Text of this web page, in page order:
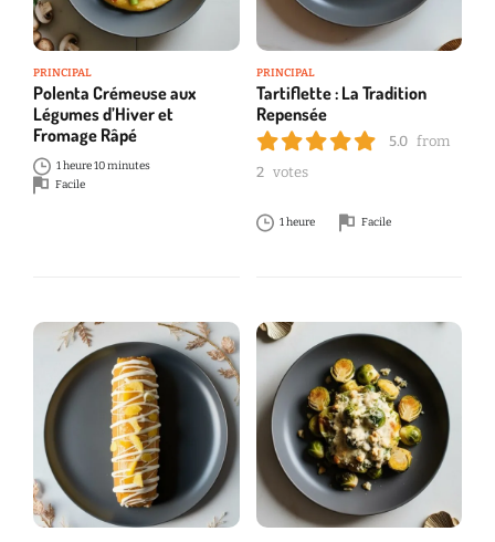
PRINCIPAL
Polenta Crémeuse aux
Légumes d’Hiver et
Fromage Râpé
1 heure 10 minutes
Facile
PRINCIPAL
Tartiflette : La Tradition
Repensée
5.0 from
2 votes
1 heure Facile